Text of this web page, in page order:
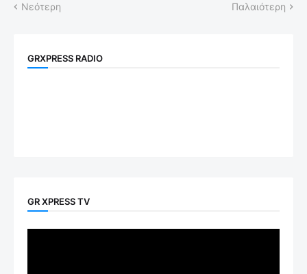
Νεότερη Παλαιότερη
GRXPRESS RADIO
GR XPRESS TV